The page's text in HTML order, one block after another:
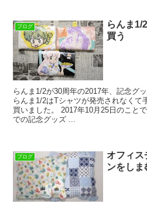
ブログ
らんま1/
買う
らんま1/2が30周年の2017年、記念グ
らんま1/2はTシャツが発売されなくて
買いました。 2017年10月25日のこと
での記念グッズ ...
ブログ
オフィス
ンをしま